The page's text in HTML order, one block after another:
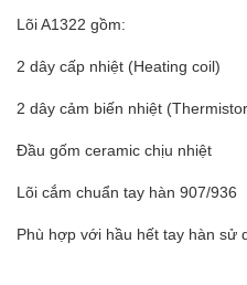
Lõi A1322 gồm:
2 dây cấp nhiệt (Heating coil)
2 dây cảm biến nhiệt
Đầu gốm ceramic chịu nhiệt
Lõi cắm chuẩn tay hàn 907/936
Phù hợp với hầu hết tay hàn sử